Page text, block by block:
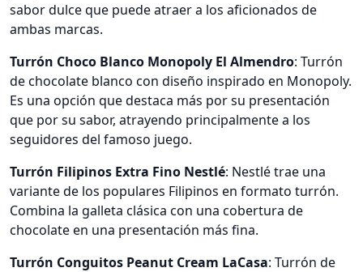
sabor dulce que puede atraer a los aficionados de
ambas marcas.
Turrón Choco Blanco Monopoly El Almendro: Turrón
de chocolate blanco con diseño inspirado en Monopoly.
Es una opción que destaca más por su presentación
que por su sabor, atrayendo principalmente a los
seguidores del famoso juego.
Turrón Filipinos Extra Fino Nestlé: Nestlé trae una
variante de los populares Filipinos en formato turrón.
Combina la galleta clásica con una cobertura de
chocolate en una presentación más fina.
Turrón Conguitos Peanut Cream LaCasa: Turrón de